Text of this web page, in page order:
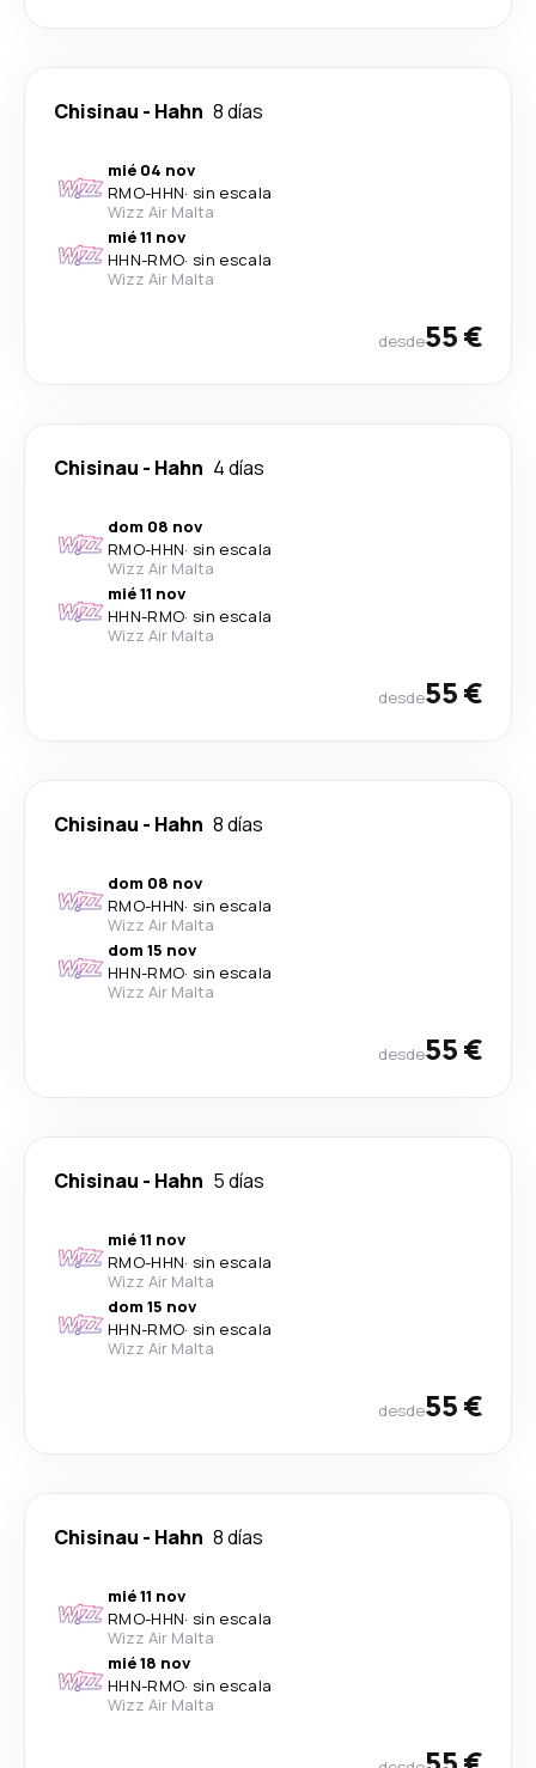
Chisinau - Hahn 8 días
mié 04 nov
RMO-HHN· sin escala
Wizz Air Malta
mié 11 nov
HHN-RMO· sin escala
Wizz Air Malta
desde55 €
Chisinau - Hahn 4 días
dom 08 nov
RMO-HHN· sin escala
Wizz Air Malta
mié 11 nov
HHN-RMO· sin escala
Wizz Air Malta
desde55 €
Chisinau - Hahn 8 días
dom 08 nov
RMO-HHN· sin escala
Wizz Air Malta
dom 15 nov
HHN-RMO· sin escala
Wizz Air Malta
desde55 €
Chisinau - Hahn 5 días
mié 11 nov
RMO-HHN· sin escala
Wizz Air Malta
dom 15 nov
HHN-RMO· sin escala
Wizz Air Malta
desde55 €
Chisinau - Hahn 8 días
mié 11 nov
RMO-HHN· sin escala
Wizz Air Malta
mié 18 nov
HHN-RMO· sin escala
Wizz Air Malta